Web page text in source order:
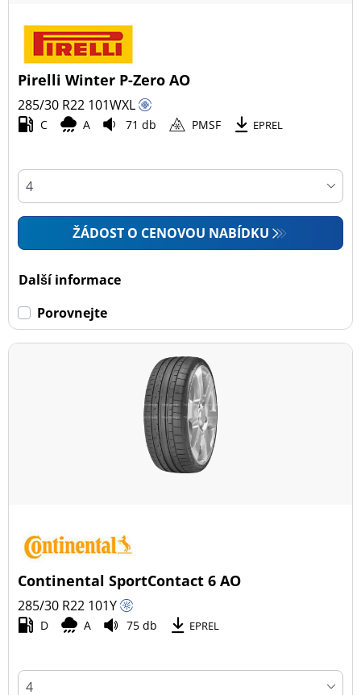
Pirelli Winter P-Zero AO
285/30 R22 101WXL
C A 71 db PMSF EPREL
ŽÁDOST O CENOVOU NABÍDKU
Další informace
Porovnejte
Continental SportContact 6 AO
285/30 R22 101Y
D A 75 db EPREL